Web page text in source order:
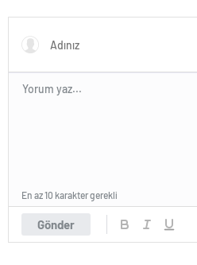
Gönder
En az 10 karakter gerekli